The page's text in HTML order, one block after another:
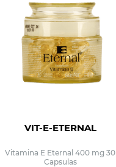
VIT-E-ETERNAL
Vitamina E Eternal 400 mg 30
Capsulas